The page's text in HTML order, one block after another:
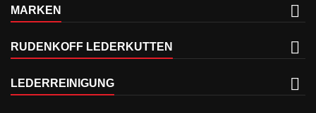
MARKEN
RUDENKOFF LEDERKUTTEN
LEDERREINIGUNG